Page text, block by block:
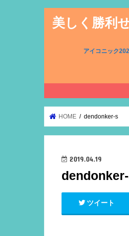
美しく勝利
アイコニック
HOME dendonker-s
2019.04.19
ツイート